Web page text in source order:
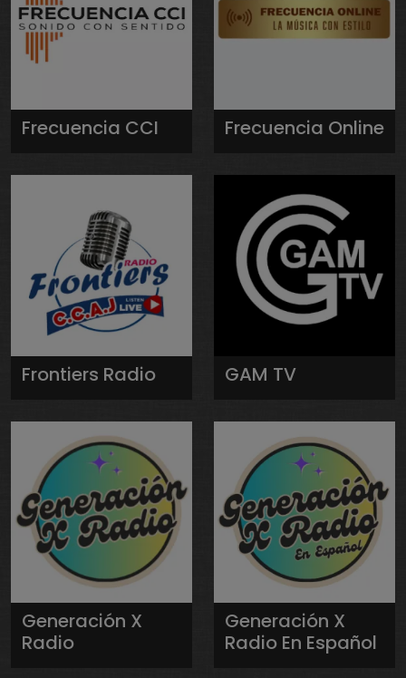
Frecuencia CCI Frecuencia Online
Frontiers Radio GAM TV
Generación X
Radio
Generación X
Radio En Español